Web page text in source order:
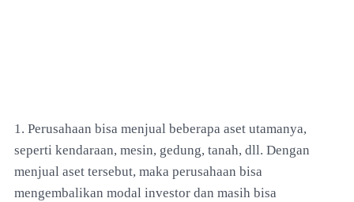
1. Perusahaan bisa menjual beberapa aset utamanya,
seperti kendaraan, mesin, gedung, tanah, dll. Dengan
menjual aset tersebut, maka perusahaan bisa
mengembalikan modal investor dan masih bisa